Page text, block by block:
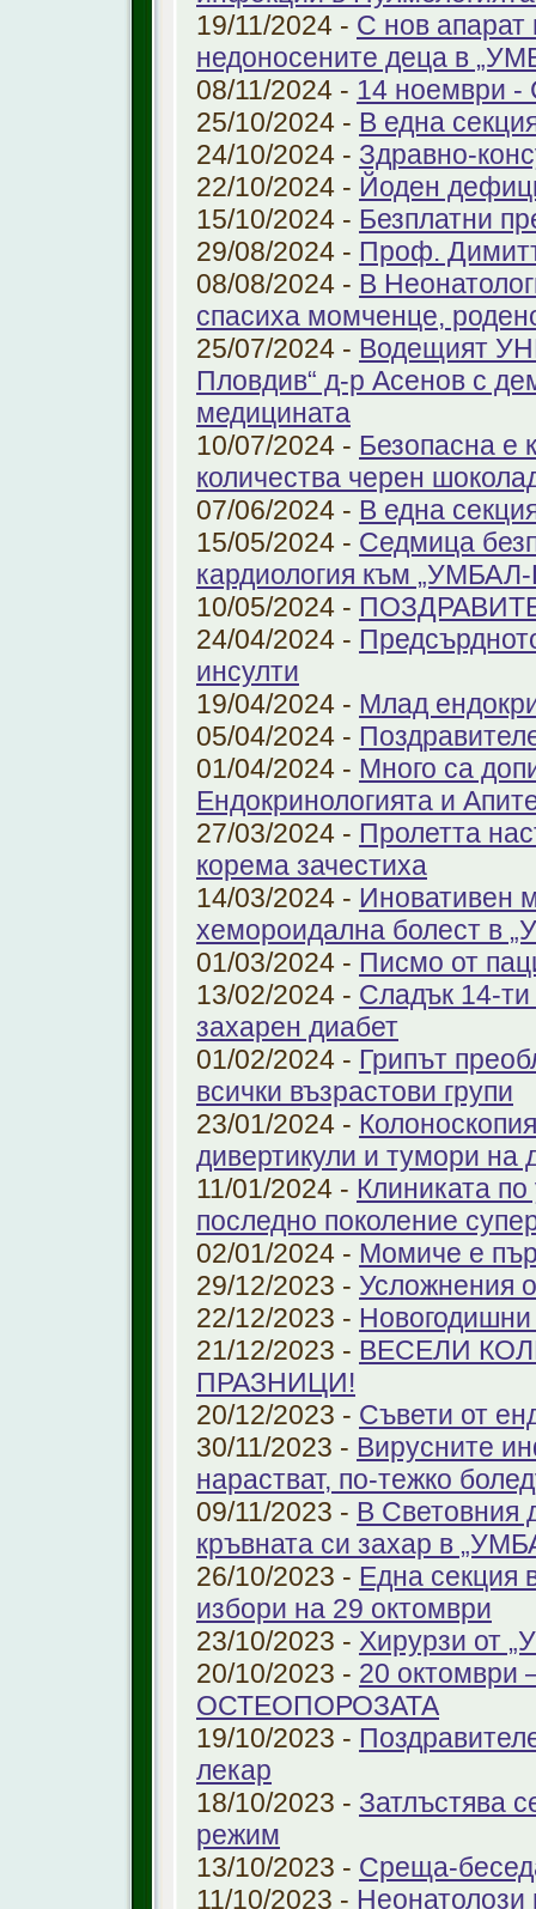
19/11/2024 - С нов
недоносените деца в
08/11/2024 - 14 ноември -
25/10/2024 - В една
24/10/2024 - Здравно-
22/10/2024 - Йоден
15/10/2024 - Безплатни
29/08/2024 - Проф.
08/08/2024 - В
спасиха момченце,
25/07/2024 - Водещият
Пловдив“ д-р Асенов с
медицината
10/07/2024 - Безопасна е
количества черен
07/06/2024 - В една
15/05/2024 - Седмица
кардиология към
10/05/2024 -
24/04/2024 -
инсулти
19/04/2024 - Млад
05/04/2024 -
01/04/2024 - Много са
Ендокринологията и
27/03/2024 - Пролетта
корема зачестиха
14/03/2024 - Иновативен
хемороидална болест в
01/03/2024 - Писмо от
13/02/2024 - Сладък 14-
захарен диабет
01/02/2024 - Грипът
всички възрастови групи
23/01/2024 -
дивертикули и тумори на
11/01/2024 - Клиниката
последно поколение
02/01/2024 - Момиче е
29/12/2023 - Усложнения
22/12/2023 -
21/12/2023 - ВЕСЕЛИ
ПРАЗНИЦИ!
20/12/2023 - Съвети от
30/11/2023 - Вирусните
нарастват, по-тежко
09/11/2023 - В Световния
кръвната си захар в
26/10/2023 - Една секция
избори на 29 октомври
23/10/2023 - Хирурзи от
20/10/2023 - 20
ОСТЕОПОРОЗАТА
19/10/2023 -
лекар
18/10/2023 - Затлъстява
режим
13/10/2023 - Среща-
11/10/2023 -